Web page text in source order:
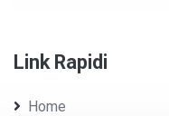
Link Rapidi
Home